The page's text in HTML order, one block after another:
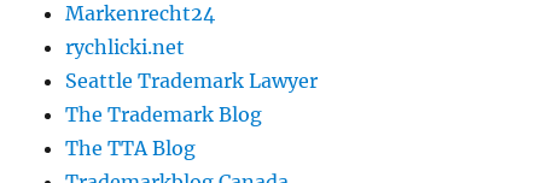
Markenrecht24
rychlicki.net
Seattle Trademark Lawyer
The Trademark Blog
The TTA Blog